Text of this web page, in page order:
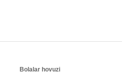
Bolalar hovuzi